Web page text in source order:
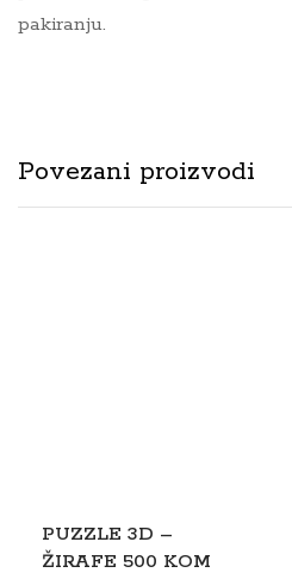
pakiranju.
Povezani proizvodi
PUZZLE 3D –
ŽIRAFE 500 KOM